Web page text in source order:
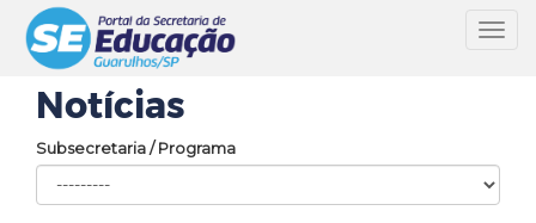
Notícias
Subsecretaria / Programa